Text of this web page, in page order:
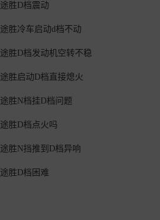
途胜D档震动
途胜冷车启动d档不动
途胜D档发动机空转不稳
途胜启动D档直接熄火
途胜N档挂D档问题
途胜D档点火吗
途胜N挡推到D档异响
途胜D档困难